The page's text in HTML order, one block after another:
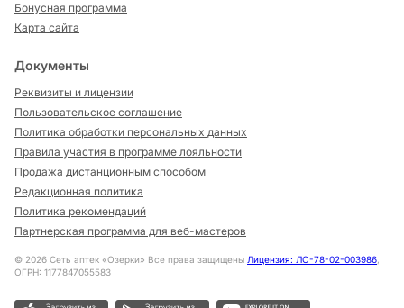
Бонусная программа
Карта сайта
Документы
Реквизиты и лицензии
Пользовательское соглашение
Политика обработки персональных данных
Правила участия в программе лояльности
Продажа дистанционным способом
Редакционная политика
Политика рекомендаций
Партнерская программа для веб-мастеров
© 2026 Сеть аптек «Озерки» Все права защищены Лицензия: ЛО-78-02-003986,
ОГРН: 1177847055583